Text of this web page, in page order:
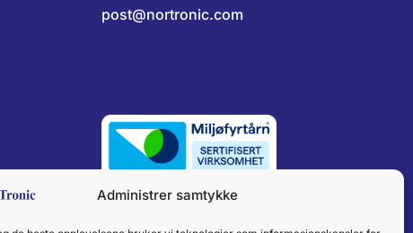
Administrer samtykke
post@nortronic.com